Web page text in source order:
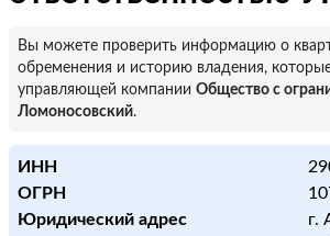
Вы можете проверить информацию о
обременения и историю владения,
управляющей компании Общество с
Ломоносовский.
ИНН
ОГРН
Юридический адрес
г.